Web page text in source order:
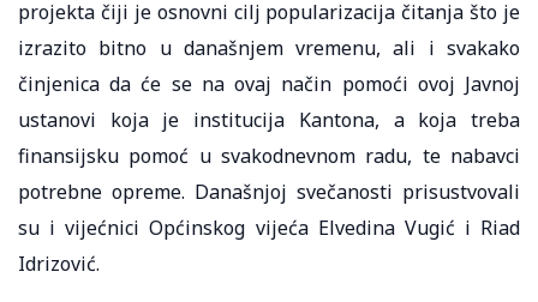
projekta čiji je osnovni cilj popularizacija čitanja što je
izrazito bitno u današnjem vremenu, ali i svakako
činjenica da će se na ovaj način pomoći ovoj Javnoj
ustanovi koja je institucija Kantona, a koja treba
finansijsku pomoć u svakodnevnom radu, te nabavci
potrebne opreme. Današnjoj svečanosti prisustvovali
su i vijećnici Općinskog vijeća Elvedina Vugić i Riad
Idrizović.